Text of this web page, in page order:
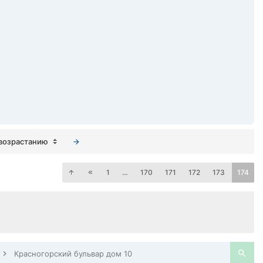
1 … 170 171 172 173 174
Красногорский бульвар дом 10